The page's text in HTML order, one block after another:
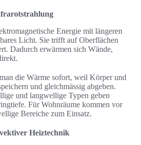
Energie mit längeren
Licht. Sie trifft auf Oberflächen
Dadurch erwärmen sich Wände,
die Wärme sofort, weil Körper und
und gleichmässig abgeben.
und langwellige Typen geben
Für Wohnräume kommen vor
Bereiche zum Einsatz.
Heiztechnik